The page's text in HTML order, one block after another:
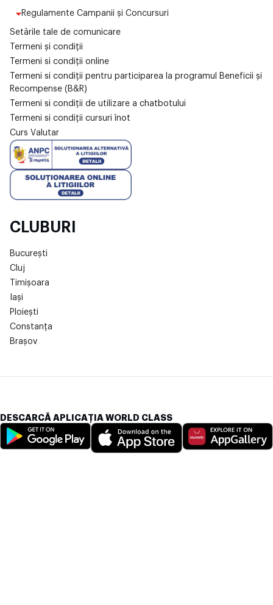
Regulamente Campanii și Concursuri
Setările tale de comunicare
Termeni și condiții
Termeni si condiții online
Termeni si condiții pentru participarea la programul Beneficii și
Recompense (B&R)
Termeni si condiții de utilizare a chatbotului
Termeni si condiții cursuri înot
Curs Valutar
CLUBURI
București
Cluj
Timișoara
Iași
Ploiești
Constanța
Brașov
DESCARCĂ APLICAȚIA WORLD CLASS